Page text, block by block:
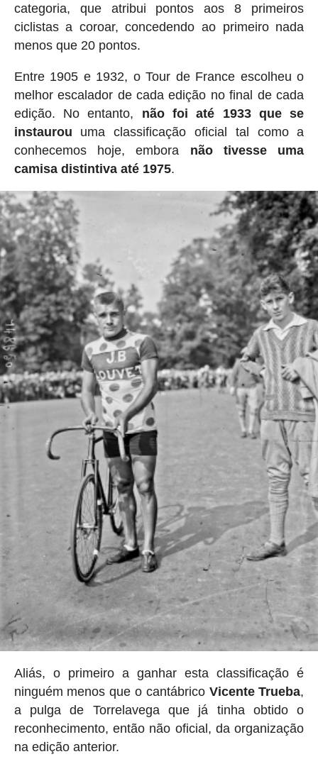
categoria, que atribui pontos aos 8 primeiros
ciclistas a coroar, concedendo ao primeiro nada
menos que 20 pontos.
Entre 1905 e 1932, o Tour de France escolheu o
melhor escalador de cada edição no final de cada
edição. No entanto, não foi até 1933 que se
instaurou uma classificação oficial tal como a
conhecemos hoje, embora não tivesse uma
camisa distintiva até 1975.
Aliás, o primeiro a ganhar esta classificação é
ninguém menos que o cantábrico Vicente Trueba,
a pulga de Torrelavega que já tinha obtido o
reconhecimento, então não oficial, da organização
na edição anterior.